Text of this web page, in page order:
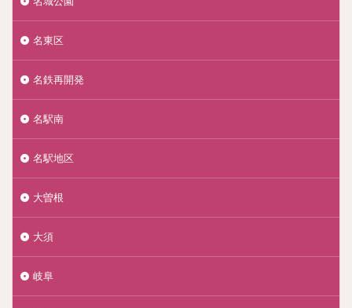
名東区
名鉄再開発
名駅南
名駅地区
大曽根
大須
岐阜